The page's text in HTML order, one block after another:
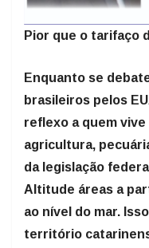
Pior que o tarifaço
Enquanto se
brasileiros pelos
reflexo a quem
agricultura,
da legislação
Altitude áreas a
ao nível do mar.
território